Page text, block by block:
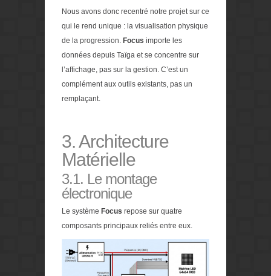
Nous avons donc recentré notre projet sur ce
qui le rend unique : la visualisation physique
de la progression. Focus importe les
données depuis Taïga et se concentre sur
l’affichage, pas sur la gestion. C’est un
complément aux outils existants, pas un
remplaçant.
3. Architecture
Matérielle
3.1. Le montage
électronique
Le système Focus repose sur quatre
composants principaux reliés entre eux.